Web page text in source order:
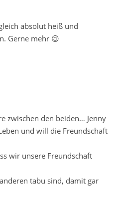
absolut heiß und
Gerne mehr 😉
zwischen den beiden… Jenny
und will die Freundschaft
wir unsere Freundschaft
tabu sind, damit gar